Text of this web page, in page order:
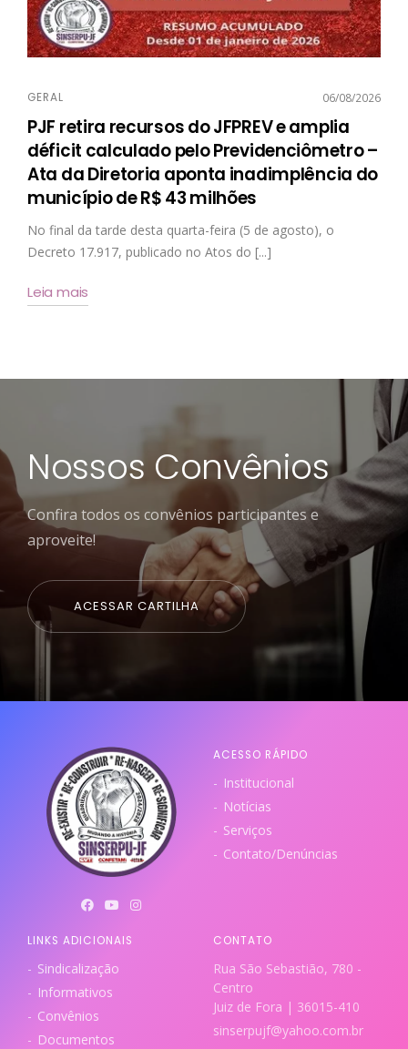
GERAL 06/08/2026
PJF retira recursos do JFPREV e amplia
déficit calculado pelo Previdenciômetro –
Ata da Diretoria aponta inadimplência do
município de R$ 43 milhões
No final da tarde desta quarta-feira (5 de agosto), o
Decreto 17.917, publicado no Atos do [...]
Leia mais
Nossos Convênios
Confira todos os convênios participantes e
aproveite!
ACESSAR CARTILHA
ACESSO RÁPIDO
Institucional
Notícias
Serviços
Contato/Denúncias
LINKS ADICIONAIS
Sindicalização
Informativos
Convênios
Documentos
CONTATO
Rua São Sebastião, 780 -
Centro
Juiz de Fora | 36015-410
sinserpujf@yahoo.com.br